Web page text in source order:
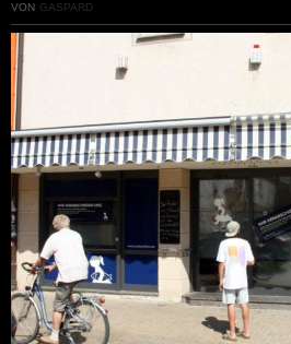
VON GASPARD